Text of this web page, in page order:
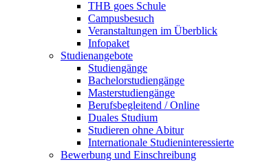
THB goes Schule
Campusbesuch
Veranstaltungen im Überblick
Infopaket
Studienangebote
Studiengänge
Bachelorstudiengänge
Masterstudiengänge
Berufsbegleitend / Online
Duales Studium
Studieren ohne Abitur
Internationale Studieninteressierte
Bewerbung und Einschreibung